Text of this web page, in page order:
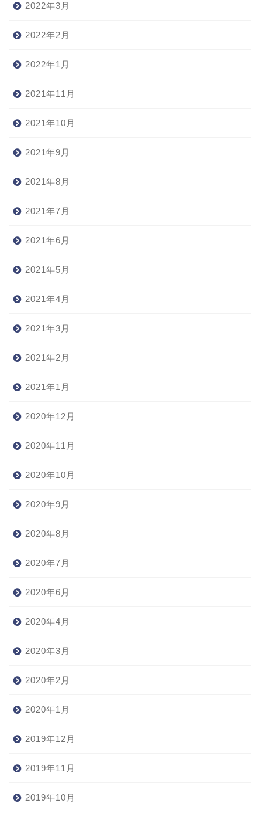
2022年3月
2022年2月
2022年1月
2021年11月
2021年10月
2021年9月
2021年8月
2021年7月
2021年6月
2021年5月
2021年4月
2021年3月
2021年2月
2021年1月
2020年12月
2020年11月
2020年10月
2020年9月
2020年8月
2020年7月
2020年6月
2020年4月
2020年3月
2020年2月
2020年1月
2019年12月
2019年11月
2019年10月